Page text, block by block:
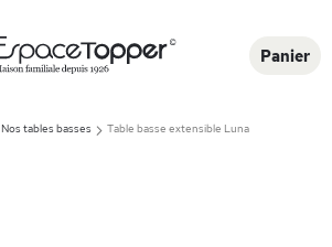
Panier
Nos tables basses Table basse extensible Luna